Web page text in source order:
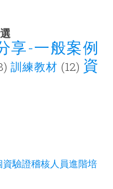
享-一般案例
訓練教材 (12) 資
資驗證稽核人員進階培